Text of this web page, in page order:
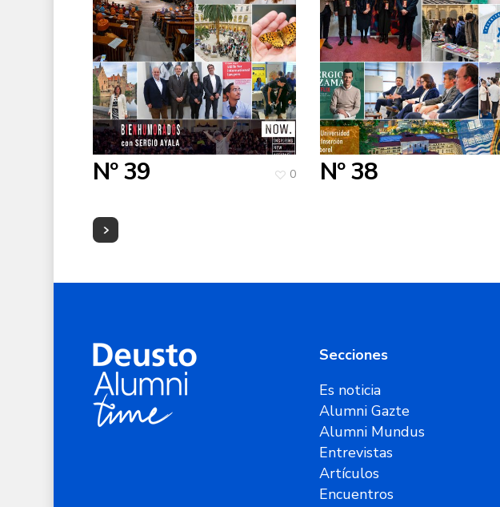
Nº 39 0 Nº 38
Secciones
Es noticia
Alumni Gazte
Alumni Mundus
Entrevistas
Artículos
Encuentros